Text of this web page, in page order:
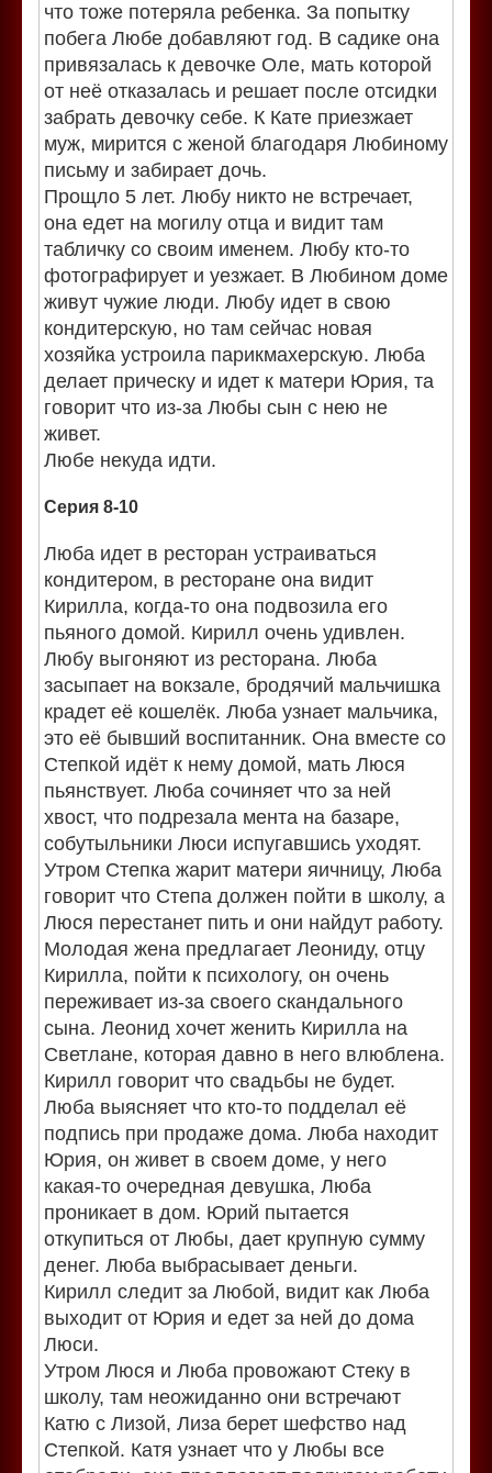
что тоже потеряла ребенка. За попытку
побега Любе добавляют год. В садике она
привязалась к девочке Оле, мать которой
от неё отказалась и решает после отсидки
забрать девочку себе. К Кате приезжает
муж, мирится с женой благодаря Любиному
письму и забирает дочь.
Прощло 5 лет. Любу никто не встречает,
она едет на могилу отца и видит там
табличку со своим именем. Любу кто-то
фотографирует и уезжает. В Любином доме
живут чужие люди. Любу идет в свою
кондитерскую, но там сейчас новая
хозяйка устроила парикмахерскую. Люба
делает прическу и идет к матери Юрия, та
говорит что из-за Любы сын с нею не
живет.
Любе некуда идти.
Серия 8-10
Люба идет в ресторан устраиваться
кондитером, в ресторане она видит
Кирилла, когда-то она подвозила его
пьяного домой. Кирилл очень удивлен.
Любу выгоняют из ресторана. Люба
засыпает на вокзале, бродячий мальчишка
крадет её кошелёк. Люба узнает мальчика,
это её бывший воспитанник. Она вместе со
Степкой идёт к нему домой, мать Люся
пьянствует. Люба сочиняет что за ней
хвост, что подрезала мента на базаре,
собутыльники Люси испугавшись уходят.
Утром Степка жарит матери яичницу, Люба
говорит что Степа должен пойти в школу, а
Люся перестанет пить и они найдут работу.
Молодая жена предлагает Леониду, отцу
Кирилла, пойти к психологу, он очень
переживает из-за своего скандального
сына. Леонид хочет женить Кирилла на
Светлане, которая давно в него влюблена.
Кирилл говорит что свадьбы не будет.
Люба выясняет что кто-то подделал её
подпись при продаже дома. Люба находит
Юрия, он живет в своем доме, у него
какая-то очередная девушка, Люба
проникает в дом. Юрий пытается
откупиться от Любы, дает крупную сумму
денег. Люба выбрасывает деньги.
Кирилл следит за Любой, видит как Люба
выходит от Юрия и едет за ней до дома
Люси.
Утром Люся и Люба провожают Стеку в
школу, там неожиданно они встречают
Катю с Лизой, Лиза берет шефство над
Степкой. Катя узнает что у Любы все